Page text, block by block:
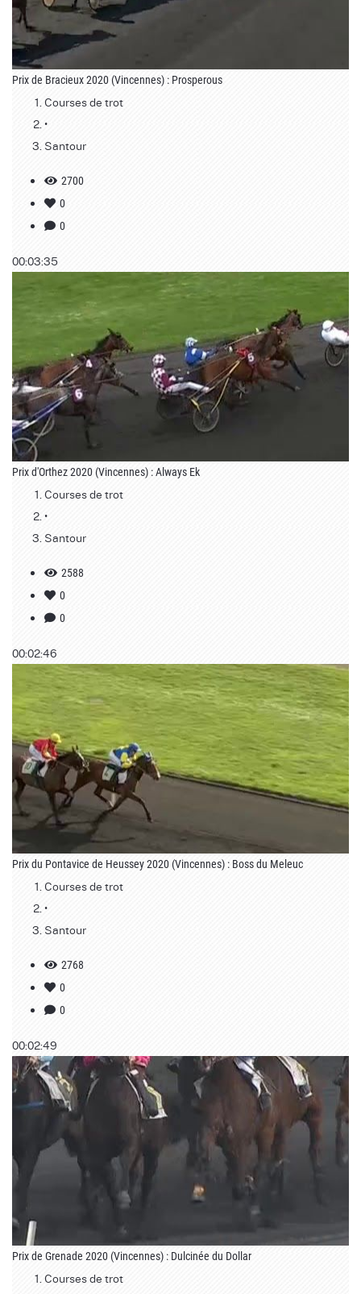
Prix de Bracieux 2020 (Vincennes) : Prosperous
Courses de trot
•
Santour
2700
0
0
00:03:35
Prix d'Orthez 2020 (Vincennes) : Always Ek
Courses de trot
•
Santour
2588
0
0
00:02:46
Prix du Pontavice de Heussey 2020 (Vincennes) : Boss du Meleuc
Courses de trot
•
Santour
2768
0
0
00:02:49
Prix de Grenade 2020 (Vincennes) : Dulcinée du Dollar
Courses de trot